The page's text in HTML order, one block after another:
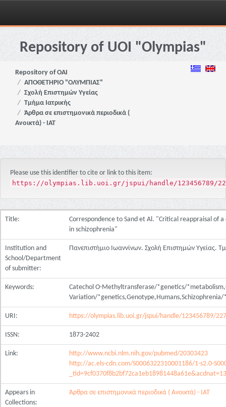
Skip
navigationRepository of UOI "Olympias"
Repository of OAI
ΑΠΟΘΕΤΗΡΙΟ "ΟΛΥΜΠΙΑΣ"
Σχολή Επιστημών Υγείας
Τμήμα Ιατρικής
Άρθρα σε επιστημονικά περιοδικά (
Ανοικτά) - ΙΑΤ
Please use this identifier to cite or link to this item:
https://olympias.lib.uoi.gr/jspui/handle/123456789/
Title:
Correspondence to Sand et Al. "Critical reappraisal of
in schizophrenia"
Institution and
School/Department
of submitter:
Πανεπιστήμιο Ιωαννίνων. Σχολή Επιστημών Υγείας.
Keywords:
Catechol O-Methyltransferase/*genetics/
Variation/
URI: https://olympias.lib.uoi.gr/jspui/handle/123456789/
ISSN: 1873-2402
Link:
http://www.ncbi.nlm.nih.gov/pubmed/20303423
http://ac.els-cdn.com/S0006322310001186/1-s2.0-
Appears in
Collections:
Άρθρα σε επιστημονικά περιοδικά ( Ανοικτά) - ΙΑΤ